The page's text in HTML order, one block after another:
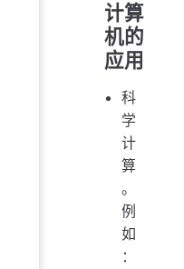
计算
机的
应用
科
学
计
算
。
例
如
：